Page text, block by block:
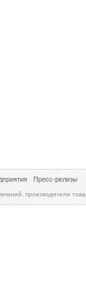
Пресс-релизы
производители